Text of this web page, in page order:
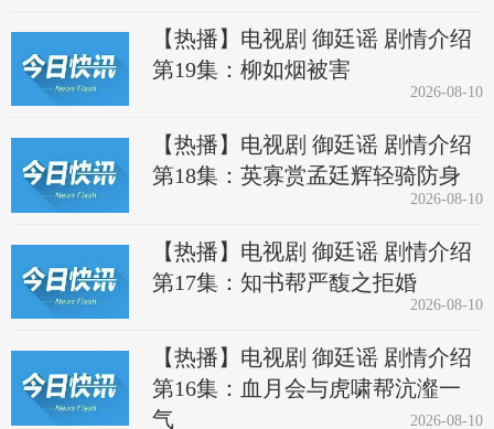
【热播】电视剧 御廷谣 剧情介绍
第19集：柳如烟被害
2026-08-10
【热播】电视剧 御廷谣 剧情介绍
第18集：英寡赏孟廷辉轻骑防身
2026-08-10
【热播】电视剧 御廷谣 剧情介绍
第17集：知书帮严馥之拒婚
2026-08-10
【热播】电视剧 御廷谣 剧情介绍
第16集：血月会与虎啸帮沆瀣一
气
2026-08-10